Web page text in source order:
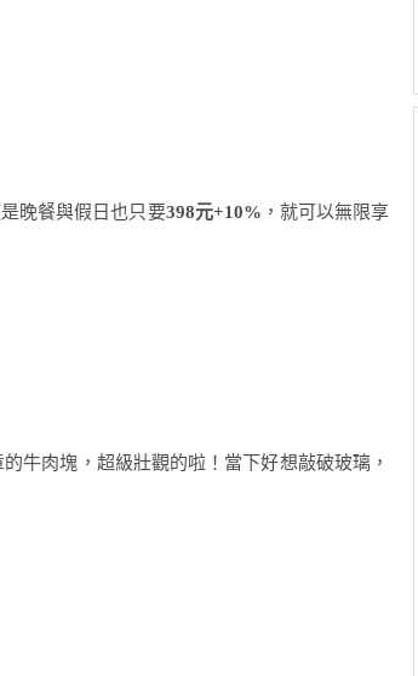
是晚餐與假日也只要398元+10% ，就可以無限享
牛肉塊，超級壯觀的啦！當下好想敲破玻璃，